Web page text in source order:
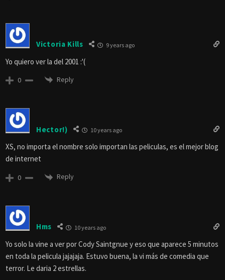
Victoria Kills 9 years ago
Yo quiero ver la del 2001 :'(
0 Reply
Hector!) 10 years ago
XS, no importa el nombre solo importan las peliculas, es el mejor blog
de internet
0 Reply
Hms 10 years ago
Yo solo la vine a ver por Cody Saintgnue y eso que aparece 5 minutos
en toda la pelicula jajajaja. Estuvo buena, la vi más de comedia que
terror. Le daria 2 estrellas.